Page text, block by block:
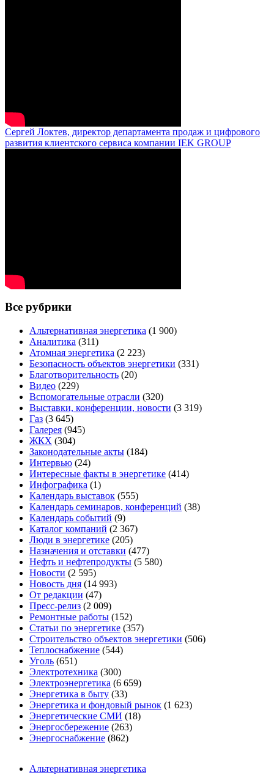
Сергей Локтев, директор департамента продаж и цифрового
развития клиентского сервиса компании IEK GROUP
Все рубрики
Альтернативная энергетика (1 900)
Аналитика (311)
Атомная энергетика (2 223)
Безопасность объектов энергетики (331)
Благотворительность (20)
Видео (229)
Вспомогательные отрасли (320)
Выставки, конференции, новости (3 319)
Газ (3 645)
Галерея (945)
ЖКХ (304)
Законодательные акты (184)
Интервью (24)
Интересные факты в энергетике (414)
Инфографика (1)
Календарь выставок (555)
Календарь семинаров, конференций (38)
Календарь событий (9)
Каталог компаний (2 367)
Люди в энергетике (205)
Назначения и отставки (477)
Нефть и нефтепродукты (5 580)
Новости (2 595)
Новость дня (14 993)
От редакции (47)
Пресс-релиз (2 009)
Ремонтные работы (152)
Статьи по энергетике (357)
Строительство объектов энергетики (506)
Теплоснабжение (544)
Уголь (651)
Электротехника (300)
Электроэнергетика (6 659)
Энергетика в быту (33)
Энергетика и фондовый рынок (1 623)
Энергетические СМИ (18)
Энергосбережение (263)
Энергоснабжение (862)
Альтернативная энергетика